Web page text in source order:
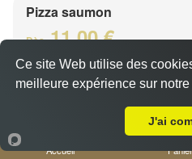
Pizza saumon
Dès11.00 €
Base crème, mozzarella,
Accueil Panier
Ce site Web utilise des
meilleure expérience sur
J'ai